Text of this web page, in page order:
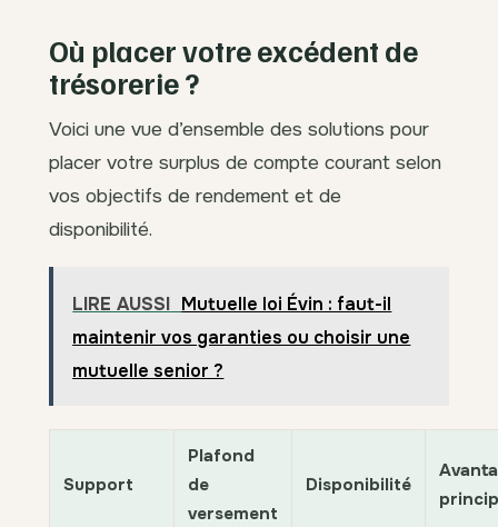
Où placer votre excédent de
trésorerie ?
Voici une vue d’ensemble des solutions pour
placer votre surplus de compte courant selon
vos objectifs de rendement et de
disponibilité.
LIRE AUSSI Mutuelle loi Évin : faut-il
maintenir vos garanties ou choisir une
mutuelle senior ?
Support
Plafond
de
versement
Disponibilité